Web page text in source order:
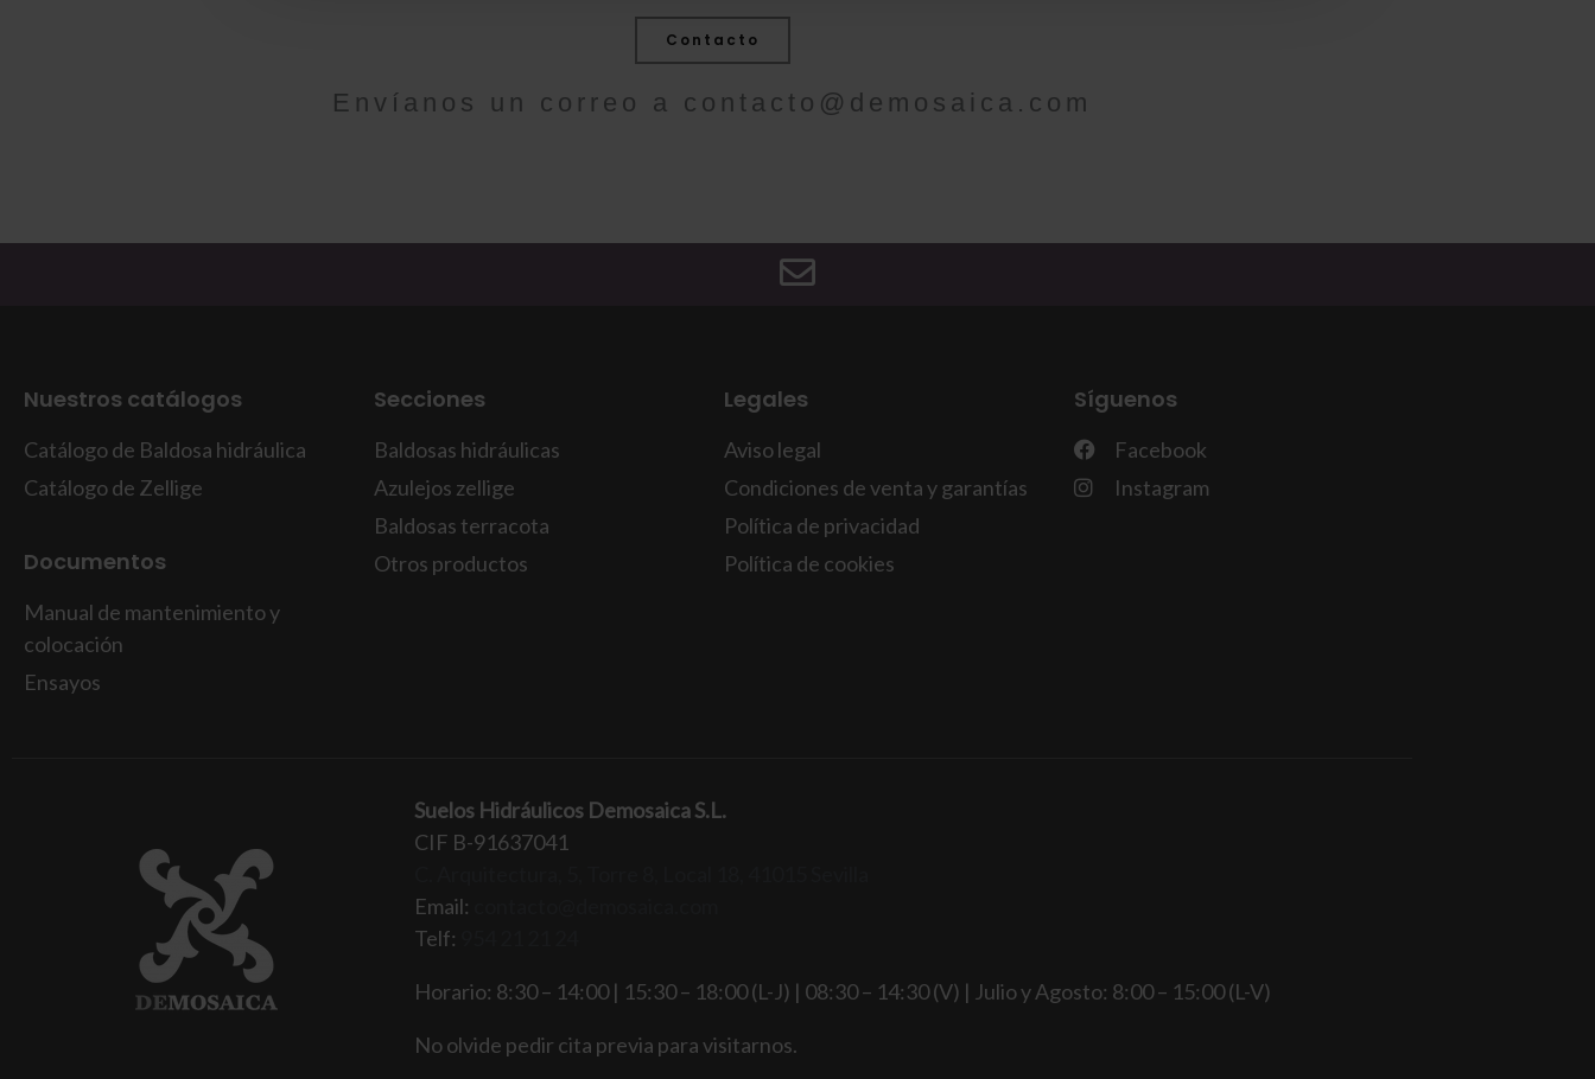
Contacto
Envíanos un correo a contacto@demosaica.com
Nuestros catálogos
Catálogo de Baldosa hidráulica
Catálogo de Zellige
Documentos
Manual de mantenimiento y
colocación
Ensayos
Secciones
Baldosas hidráulicas
Azulejos zellige
Baldosas terracota
Otros productos
Legales
Aviso legal
Condiciones de venta y garantías
Política de privacidad
Política de cookies
Síguenos
Facebook
Instagram
Suelos Hidráulicos Demosaica S.L.
CIF B-91637041
Email:
Telf:
Horario: 8:30 – 14:00 | 15:30 – 18:00 (L-J) | 08:30 – 14:30 (V) | Julio y Agosto: 8:00 – 15:00 (L-V)
No olvide pedir cita previa para visitarnos.